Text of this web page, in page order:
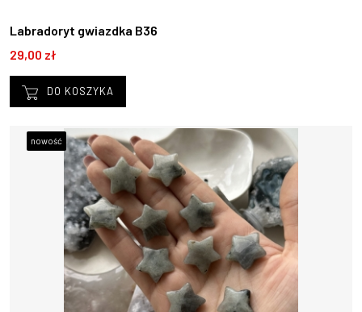
Labradoryt gwiazdka B36
29,00 zł
DO KOSZYKA
nowość